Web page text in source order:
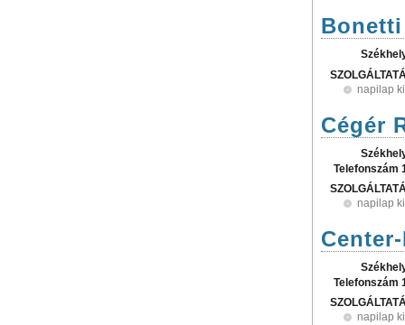
napilap
Cégér
Telefonszám
napilap
Telefonszám
napilap